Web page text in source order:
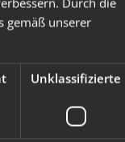
gemäß unserer
Unklassifizierte